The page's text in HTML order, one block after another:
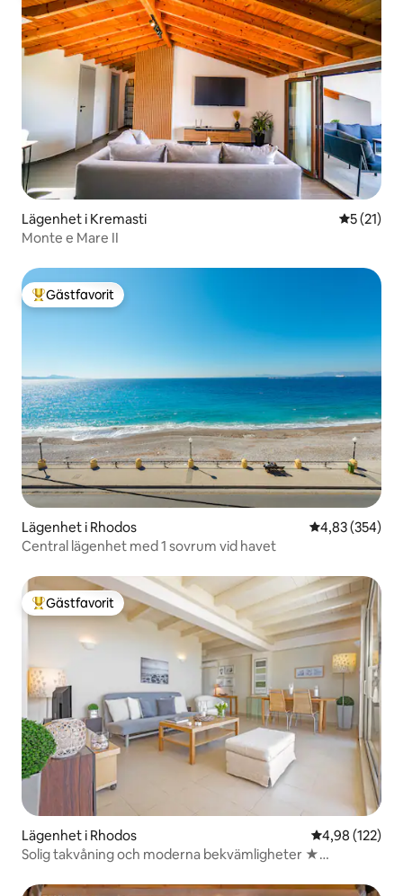
Lägenhet i Kremasti 5 av 5 i
5 (21)
Monte e Mare II
Populär gästfavorit
Gästfavorit
Lägenhet i Rhodos 4,83 av 5 i
4,83 (354)
Central lägenhet med 1 sovrum vid havet
Populär gästfavorit
Gästfavorit
Lägenhet i Rhodos 4,98 av 5 i
4,98 (122)
Solig takvåning och moderna bekvämligheter ★